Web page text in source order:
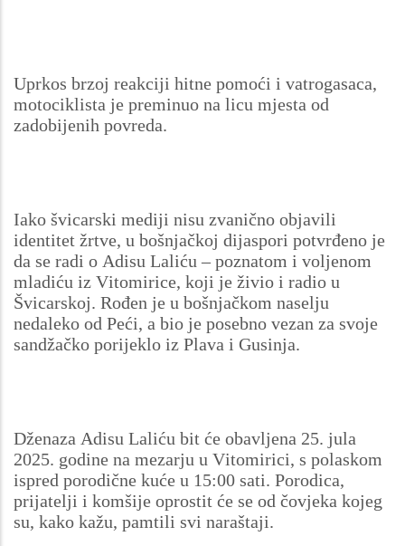
Uprkos brzoj reakciji hitne pomoći i vatrogasaca,
motociklista je preminuo na licu mjesta od
zadobijenih povreda.
Iako švicarski mediji nisu zvanično objavili
identitet žrtve, u bošnjačkoj dijaspori potvrđeno je
da se radi o Adisu Laliću – poznatom i voljenom
mladiću iz Vitomirice, koji je živio i radio u
Švicarskoj. Rođen je u bošnjačkom naselju
nedaleko od Peći, a bio je posebno vezan za svoje
sandžačko porijeklo iz Plava i Gusinja.
Dženaza Adisu Laliću bit će obavljena 25. jula
2025. godine na mezarju u Vitomirici, s polaskom
ispred porodične kuće u 15:00 sati. Porodica,
prijatelji i komšije oprostit će se od čovjeka kojeg
su, kako kažu, pamtili svi naraštaji.